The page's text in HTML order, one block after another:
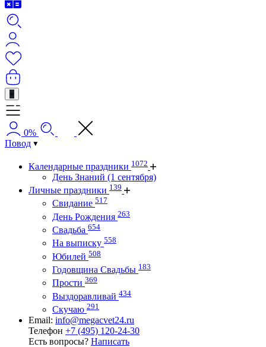
+
0%
Повод
Календарные праздники 1072
День Знаний (1 сентября)
Личные праздники 139
Свидание 517
День Рождения 263
Свадьба 654
На выписку 558
Юбилей 508
Годовщина Свадьбы 183
Прости 369
Выздоравливай 434
Скучаю 291
Email: info@megacvet24.ru
Телефон +7 (495) 120-24-30
Есть вопросы? Написать